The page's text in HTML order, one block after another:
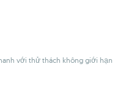
với thử thách không giới hạn